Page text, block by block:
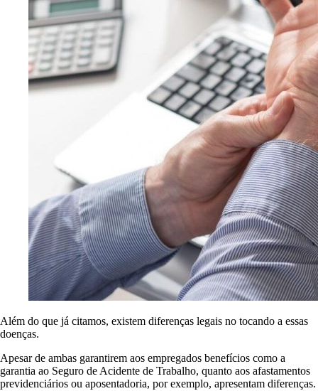
Além do que já citamos, existem diferenças legais no tocando a essas
doenças.
Apesar de ambas garantirem aos empregados benefícios como a
garantia ao Seguro de Acidente de Trabalho, quanto aos afastamentos
previdenciários ou aposentadoria, por exemplo, apresentam diferenças.